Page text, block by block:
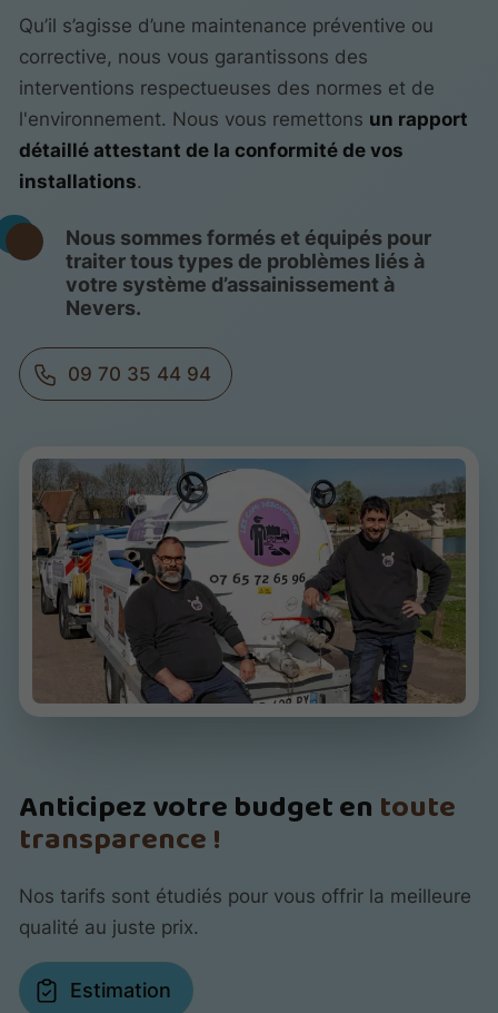
Qu’il s’agisse d’une maintenance préventive ou
corrective, nous vous garantissons des
interventions respectueuses des normes et de
l'environnement. Nous vous remettons un rapport
détaillé attestant de la conformité de vos
installations.
Nous sommes formés et équipés pour
traiter tous types de problèmes liés à
votre système d’assainissement à
Nevers.
09 70 35 44 94
Anticipez votre budget en toute
transparence !
Nos tarifs sont étudiés pour vous offrir la meilleure
qualité au juste prix.
Estimation